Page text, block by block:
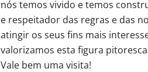
nós temos vivido e temos
e respeitador das regras e das
atingir os seus fins mais
valorizamos esta figura
Vale bem uma visita!